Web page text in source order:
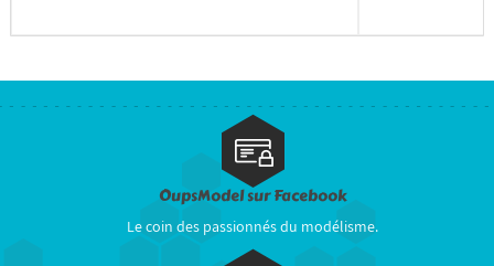
OupsModel sur Facebook
Le coin des passionnés du modélisme.